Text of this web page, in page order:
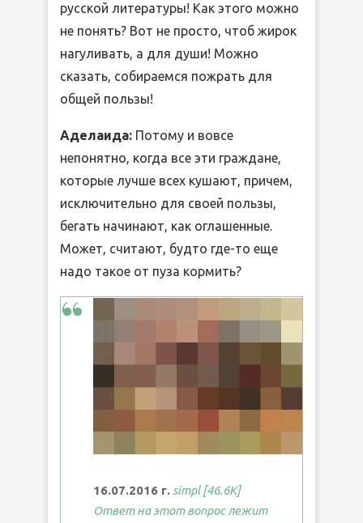
русской литературы! Как этого можно
не понять? Вот не просто, чтоб жирок
нагуливать, а для души! Можно
сказать, собираемся пожрать для
общей пользы!
Аделаида: Потому и вовсе
непонятно, когда все эти граждане,
которые лучше всех кушают, причем,
исключительно для своей пользы,
бегать начинают, как оглашенные.
Может, считают, будто где-то еще
надо такое от пуза кормить?
16.07.2016 г. simpl [46.6K]
Ответ на этот вопрос лежит